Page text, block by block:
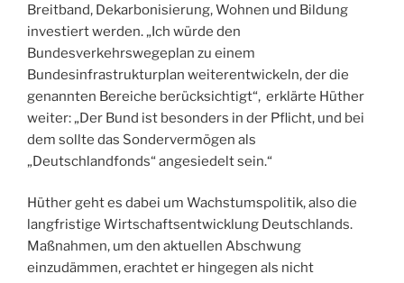
Breitband, Dekarbonisierung, Wohnen und Bildung
investiert werden. „Ich würde den
Bundesverkehrswegeplan zu einem
Bundesinfrastrukturplan weiterentwickeln, der die
genannten Bereiche berücksichtigt“, erklärte Hüther
weiter: „Der Bund ist besonders in der Pflicht, und bei
dem sollte das Sondervermögen als
„Deutschlandfonds“ angesiedelt sein.“
Hüther geht es dabei um Wachstumspolitik, also die
langfristige Wirtschaftsentwicklung Deutschlands.
Maßnahmen, um den aktuellen Abschwung
einzudämmen, erachtet er hingegen als nicht